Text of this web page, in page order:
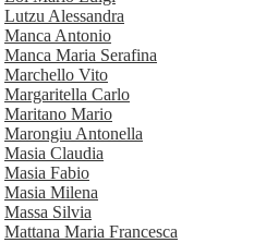
Lutzu Alessandra
Manca Antonio
Manca Maria Serafina
Marchello Vito
Margaritella Carlo
Maritano Mario
Marongiu Antonella
Masia Claudia
Masia Fabio
Masia Milena
Massa Silvia
Mattana Maria Francesca